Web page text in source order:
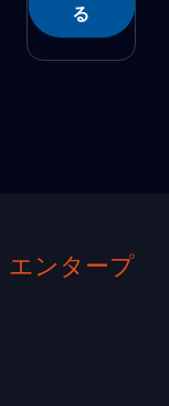
る
エンタープ